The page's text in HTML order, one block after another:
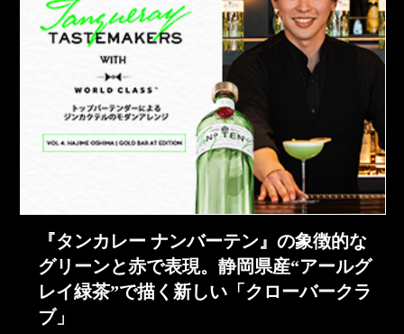
『タンカレー ナンバーテン』の象徴的な
グリーンと赤で表現。静岡県産“アールグ
レイ緑茶”で描く新しい「クローバークラ
ブ」